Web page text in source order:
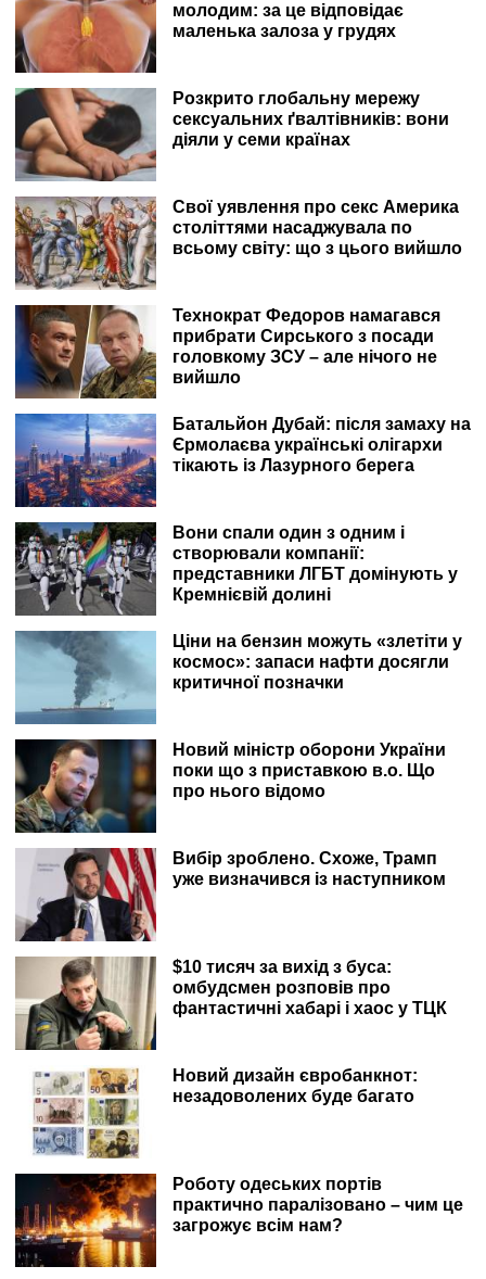
молодим: за це відповідає
маленька залоза у грудях
Розкрито глобальну мережу
сексуальних ґвалтівників: вони
діяли у семи країнах
Свої уявлення про секс Америка
століттями насаджувала по
всьому світу: що з цього вийшло
Технократ Федоров намагався
прибрати Сирського з посади
головкому ЗСУ – але нічого не
вийшло
Батальйон Дубай: після замаху на
Єрмолаєва українські олігархи
тікають із Лазурного берега
Вони спали один з одним і
створювали компанії:
представники ЛГБТ домінують у
Кремнієвій долині
Ціни на бензин можуть «злетіти у
космос»: запаси нафти досягли
критичної позначки
Новий міністр оборони України
поки що з приставкою в.о. Що
про нього відомо
Вибір зроблено. Схоже, Трамп
уже визначився із наступником
$10 тисяч за вихід з буса:
омбудсмен розповів про
фантастичні хабарі і хаос у ТЦК
Новий дизайн євробанкнот:
незадоволених буде багато
Роботу одеських портів
практично паралізовано – чим це
загрожує всім нам?